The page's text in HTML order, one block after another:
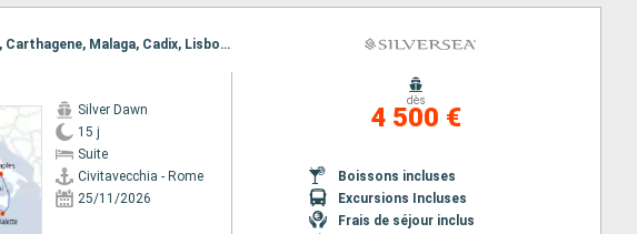
Itinéraire : Civitavecchia - Rome, Naples, La Valette, Trapani, Tunis, Cagliari, Carthagene, Malaga, Cadix, Lisbonne
Silver Dawn
15 j
Suite
Civitavecchia - Rome
25/11/2026
dès
4 500 €
Boissons incluses
Excursions Incluses
Frais de séjour inclus